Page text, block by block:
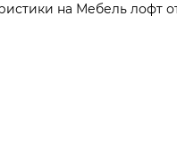
на Мебель лофт